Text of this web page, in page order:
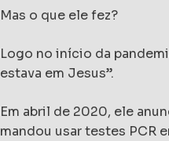
Mas o que ele fez?
Logo no início da
estava em Jesus”.
Em abril de 2020, ele
mandou usar testes PCR